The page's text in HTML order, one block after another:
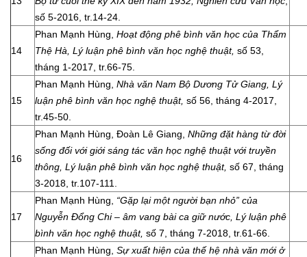
số 5-2016, tr.14-24.
14
Phan Mạnh Hùng, Hoạt động phê bình văn học của Thẩm
Thệ Hà, Lý luận phê bình văn học nghệ thuật, số 53,
tháng 1-2017, tr.66-75.
15
Phan Mạnh Hùng, Nhà văn Nam Bộ Dương Tử Giang, Lý
luận phê bình văn học nghệ thuật, số 56, tháng 4-2017,
tr.45-50.
16
Phan Mạnh Hùng, Đoàn Lê Giang, Những đặt hàng từ đời
sống đối với giới sáng tác văn học nghệ thuật với truyền
thông, Lý luận phê bình văn học nghệ thuật, số 67, tháng
3-2018, tr.107-111.
17
Phan Mạnh Hùng,
“Gặp lại một người bạn nhỏ” của
Nguyễn Đổng Chi – âm vang bài ca giữ nước, Lý luận phê
bình văn học nghệ thuật, số 7, tháng 7-2018, tr.61-66.
Phan Mạnh Hùng, Sự xuất hiện của thế hệ nhà văn mới ở